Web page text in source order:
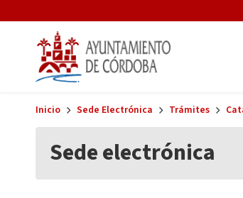
Inicio Sede Electrónica Trámites
Sede electrónica